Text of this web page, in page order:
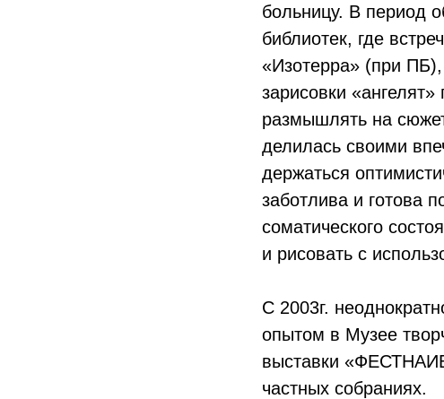
больницу. В период
библиотек, где
«Изотерра» (при
зарисовки
размышлять на
делилась своими
держаться
заботлива и готова
соматического
и рисовать с
С 2003г.
опытом в Музее
выставки
частных собраниях.